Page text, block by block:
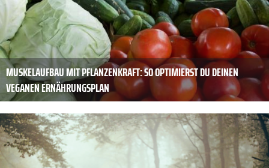
MUSKELAUFBAU MIT PFLANZENKRAFT: SO OPTIMIERST DU DEINEN
VEGANEN ERNÄHRUNGSPLAN